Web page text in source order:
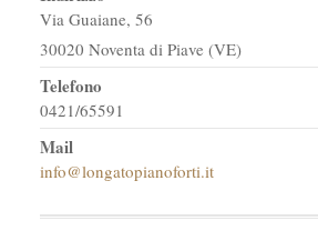
Via Guaiane, 56
30020 Noventa di Piave (VE)
Telefono
0421/65591
Mail
info@longatopianoforti.it